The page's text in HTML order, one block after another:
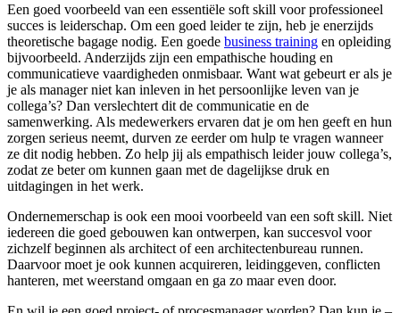
Een goed voorbeeld van een essentiële soft skill voor professioneel
succes is leiderschap. Om een goed leider te zijn, heb je enerzijds
theoretische bagage nodig. Een goede business training en opleiding
bijvoorbeeld. Anderzijds zijn een empathische houding en
communicatieve vaardigheden onmisbaar. Want wat gebeurt er als je
je als manager niet kan inleven in het persoonlijke leven van je
collega’s? Dan verslechtert dit de communicatie en de
samenwerking. Als medewerkers ervaren dat je om hen geeft en hun
zorgen serieus neemt, durven ze eerder om hulp te vragen wanneer
ze dit nodig hebben. Zo help jij als empathisch leider jouw collega’s,
zodat ze beter om kunnen gaan met de dagelijkse druk en
uitdagingen in het werk.
Ondernemerschap is ook een mooi voorbeeld van een soft skill. Niet
iedereen die goed gebouwen kan ontwerpen, kan succesvol voor
zichzelf beginnen als architect of een architectenbureau runnen.
Daarvoor moet je ook kunnen acquireren, leidinggeven, conflicten
hanteren, met weerstand omgaan en ga zo maar even door.